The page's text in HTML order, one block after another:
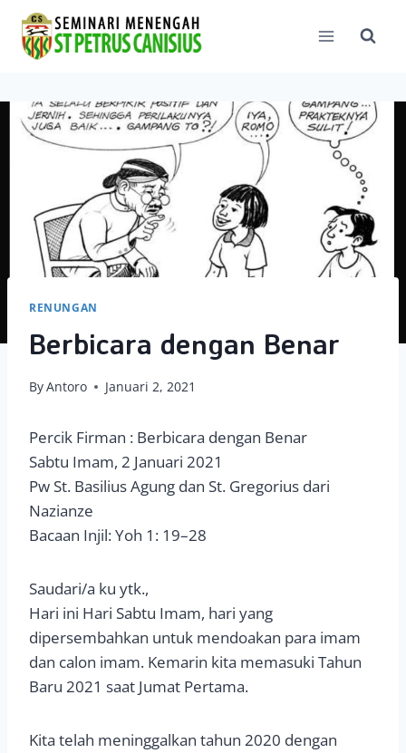
content
RENUNGAN
Berbicara dengan Benar
ByAntoro Januari 2, 2021
Percik Firman : Berbicara dengan Benar
Sabtu Imam, 2 Januari 2021
Pw St. Basilius Agung dan St. Gregorius dari
Nazianze
Bacaan Injil: Yoh 1: 19–28
Saudari/a ku ytk.,
Hari ini Hari Sabtu Imam, hari yang
dipersembahkan untuk mendoakan para imam
dan calon imam. Kemarin kita memasuki Tahun
Baru 2021 saat Jumat Pertama.
Kita telah meninggalkan tahun 2020 dengan